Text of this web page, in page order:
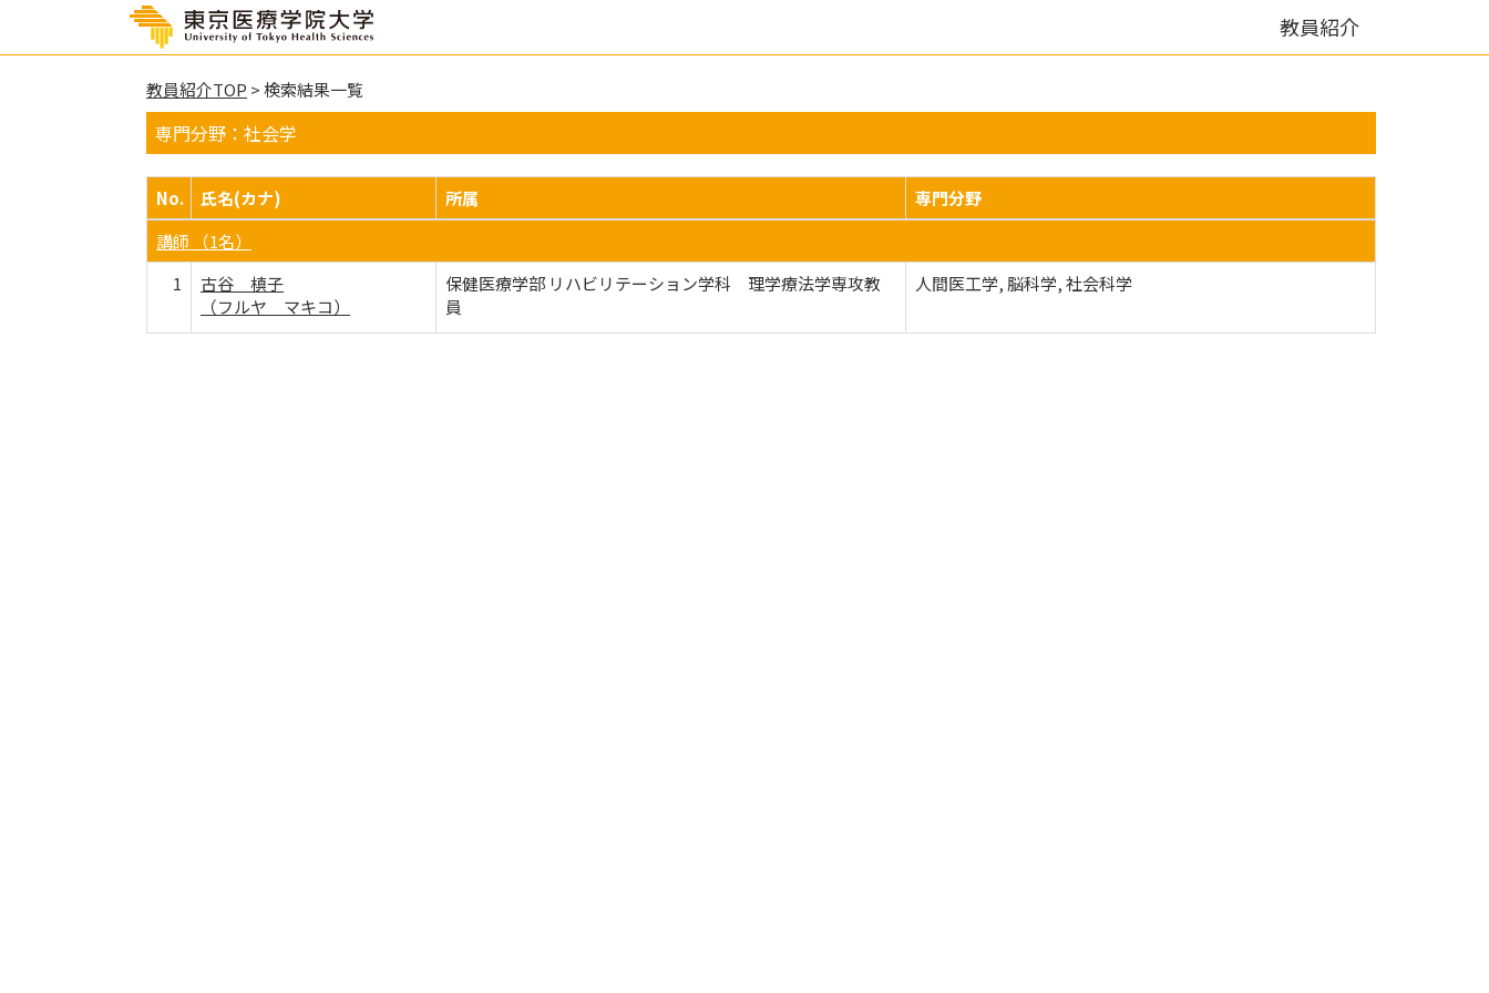
教員紹介
教員紹介TOP > 検索結果一覧
専門分野：社会学
No. 氏名(カナ) 所属
専門分野
講師 （1名）
1
古谷 槙子
（フルヤ マキコ）
保健医療学部 リハビリテーション学科 理学療法学専攻教
員
人間医工学, 脳科学, 社会科学